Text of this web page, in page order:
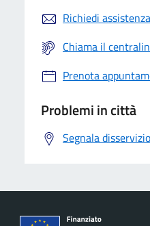
Richiedi assistenza
Chiama il
Prenota
Problemi in città
Segnala disservizio